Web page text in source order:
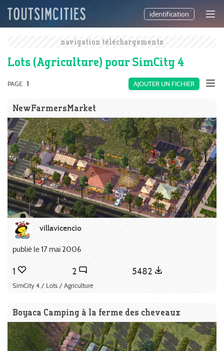
identification
navigation téléchargements
Lots (Agriculture) pour SimCity 4
AJOUTER UN FICHIER
PAGE 1
NewFarmersMarket
villavicencio
publié le 17 mai 2006
1 2 5482
SimCity 4 / Lots / Agriculture
Boyaca Camping à la ferme des cheveaux